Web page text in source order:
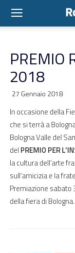
PREMIO
2018
27 Gennaio 2018
In occasione della
che si terrà a
Bologna Valle del
del PREMIO PER
la cultura dell’arte
sull’amicizia e la
Premiazione sabato
della fiera di Bologna.